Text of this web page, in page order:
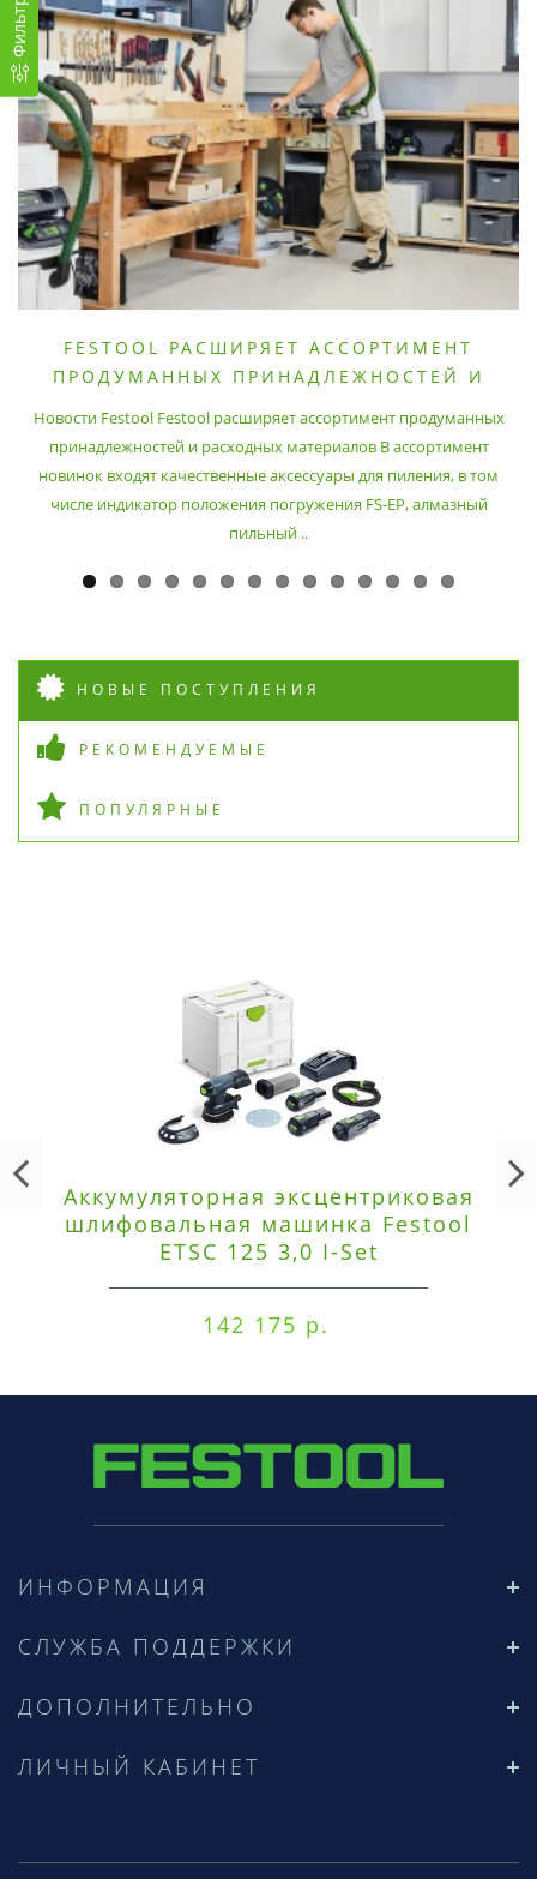
Фильтр
FESTOOL РАСШИРЯЕТ АССОРТИМЕНТ
ПРОДУМАННЫХ ПРИНАДЛЕЖНОСТЕЙ И
Новости Festool Festool расширяет ассортимент продуманных
принадлежностей и расходных материалов В ассортимент
новинок входят качественные аксессуары для пиления, в том
числе индикатор положения погружения FS-EP, алмазный
пильный ..
НОВЫЕ ПОСТУПЛЕНИЯ
РЕКОМЕНДУЕМЫЕ
ПОПУЛЯРНЫЕ
Аккумуляторная эксцентриковая
шлифовальная машинка Festool
ETSC 125 3,0 I-Set
142 175 р.
ИНФОРМАЦИЯ
СЛУЖБА ПОДДЕРЖКИ
ДОПОЛНИТЕЛЬНО
ЛИЧНЫЙ КАБИНЕТ